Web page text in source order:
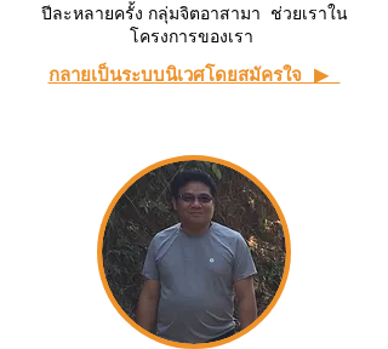
ปีละหลายครั้ง กลุ่มจิตอาสามา ช่วยเราใน
โครงการของเรา
กลายเป็นระบบนิเวศโดยสมัครใจ ▶ ︎